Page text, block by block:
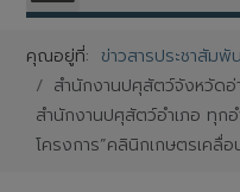
คุณอยู่ที่: ข่าวสารประชาสัมพั
สำนักงานปศุสัตว์จังหวั
สำนักงานปศุสัตว์อำเภอ ทุก
โครงการ”คลินิกเกษตรเคลื่อ